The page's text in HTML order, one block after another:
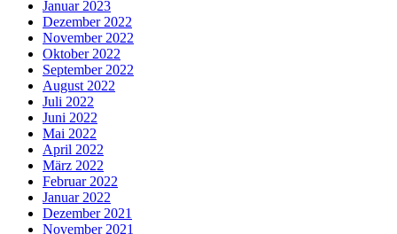
Januar 2023
Dezember 2022
November 2022
Oktober 2022
September 2022
August 2022
Juli 2022
Juni 2022
Mai 2022
April 2022
März 2022
Februar 2022
Januar 2022
Dezember 2021
November 2021